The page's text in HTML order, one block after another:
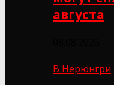
августа
В Нерюнгри